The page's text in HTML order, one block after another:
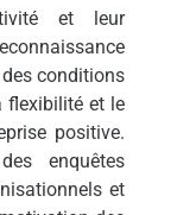
et leur
conditions
flexibilité et le
positive.
enquêtes
et